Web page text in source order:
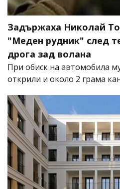
Задържаха Николай
"Меден рудник" след
дрога зад волана
При обиск на автомобила
открили и около 2 грама